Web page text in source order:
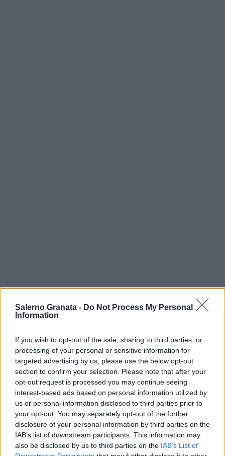
Salerno Granata - Do Not Process My Personal
Information
If you wish to opt-out of the sale, sharing to third parties, or
processing of your personal or sensitive information for
targeted advertising by us, please use the below opt-out
section to confirm your selection. Please note that after your
opt-out request is processed you may continue seeing
interest-based ads based on personal information utilized by
us or personal information disclosed to third parties prior to
your opt-out. You may separately opt-out of the further
disclosure of your personal information by third parties on the
IAB’s list of downstream participants. This information may
also be disclosed by us to third parties on the IAB’s List of